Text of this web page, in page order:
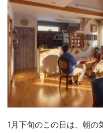
1月下旬のこの日は、朝